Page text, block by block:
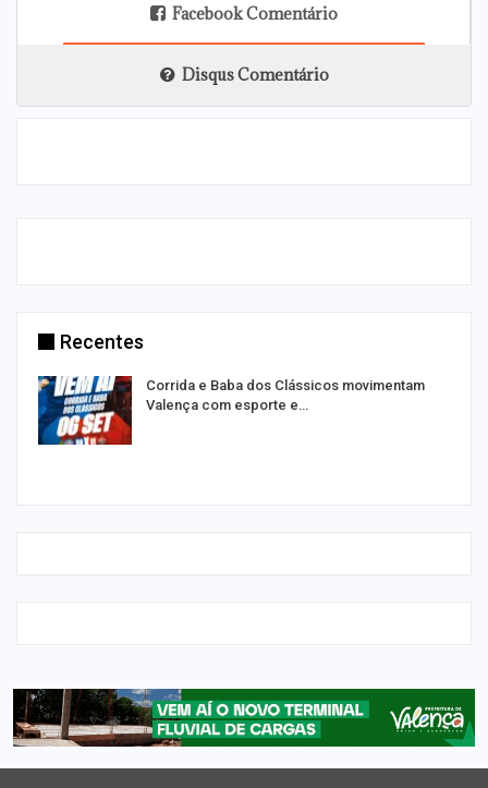
Facebook Comentário
Disqus Comentário
Recentes
Corrida e Baba dos Clássicos movimentam
Valença com esporte e…